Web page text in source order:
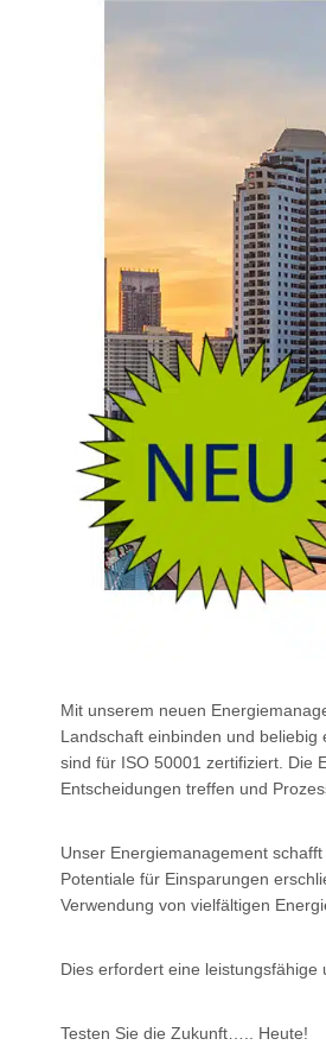
Mit unserem neuen
Landschaft einbinden und
sind für ISO 50001 zertifiziert. Die
Entscheidungen treffen und
Unser Energiemanagement
Potentiale für Einsparungen
Verwendung von vielfältigen
Dies erfordert eine leistungsfähige
Testen Sie die Zukunft….. Heute!